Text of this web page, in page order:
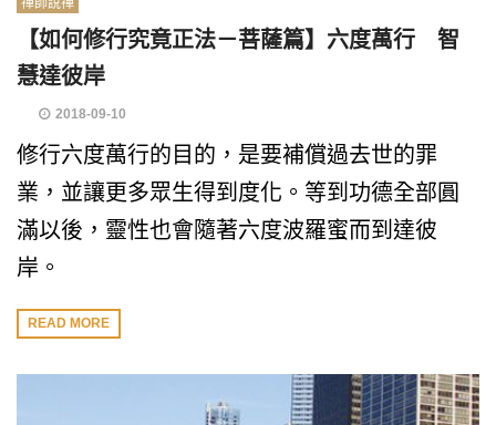
禪師說禪
【如何修行究竟正法－菩薩篇】六度萬行 智
慧達彼岸
2018-09-10
修行六度萬行的目的，是要補償過去世的罪
業，並讓更多眾生得到度化。等到功德全部圓
滿以後，靈性也會隨著六度波羅蜜而到達彼
岸。
READ MORE